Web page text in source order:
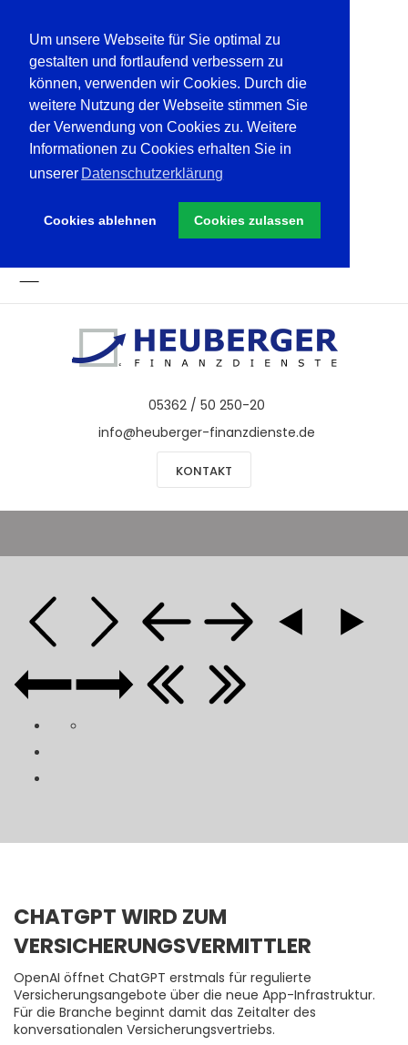
Um unsere Webseite für Sie optimal zu
gestalten und fortlaufend verbessern zu
können, verwenden wir Cookies. Durch die
weitere Nutzung der Webseite stimmen Sie
der Verwendung von Cookies zu. Weitere
Informationen zu Cookies erhalten Sie in
unserer Datenschutzerklärung
Cookies ablehnen Cookies zulassen
05362 / 50 250-20
info@heuberger-finanzdienste.de
KONTAKT
CHATGPT WIRD ZUM
VERSICHERUNGSVERMITTLER
OpenAI öffnet ChatGPT erstmals für regulierte
Versicherungsangebote über die neue App-Infrastruktur.
Für die Branche beginnt damit das Zeitalter des
konversationalen Versicherungsvertriebs.